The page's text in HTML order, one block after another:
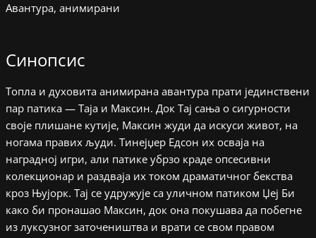
Авантура, анимирани
Синопсис
Топла и духовита анимирана авантура прати јединствени
пар патика — Таја и Максин. Док Тај сања о сигурности
своје плишане кутије, Максин жуди да искуси живот, на
ногама правих људи. Тинејџер Едсон их осваја на
наградној игри, али патике убрзо краде опсесивни
колекционар и раздваја их током драматичног бекства
кроз Њујорк. Тај се удружује са уличном патиком Џеј Би
како би пронашао Максин, док она покушава да побегне
из луксузног заточеништва и врати се свом правом